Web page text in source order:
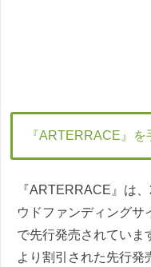
『ARTERRACE』を
『ARTERRACE』は
ウドファンディングサ
で先行発売されていま
より割引された先行発